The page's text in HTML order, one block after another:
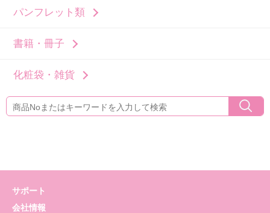
パンフレット類
書籍・冊子
化粧袋・雑貨
サポート
会社情報